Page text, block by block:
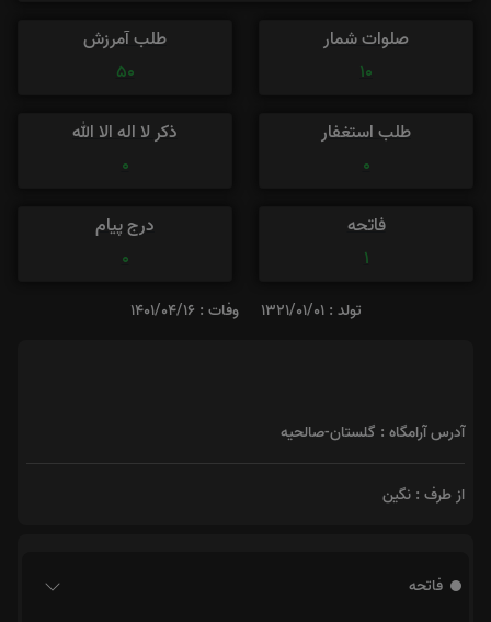
صلوات شمار
10
طلب آمرزش
50
طلب استغفار
0
ذکر لا اله الا الله
0
فاتحه
1
درج پیام
0
تولد : 1321/01/01 وفات : 1401/04/16
آدرس آرامگاه : گلستان-صالحیه
از طرف : نگین
فاتحه